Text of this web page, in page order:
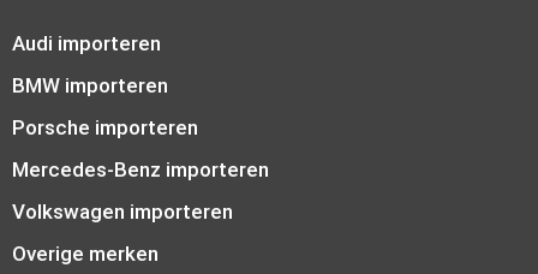
Audi importeren
BMW importeren
Porsche importeren
Mercedes-Benz importeren
Volkswagen importeren
Overige merken